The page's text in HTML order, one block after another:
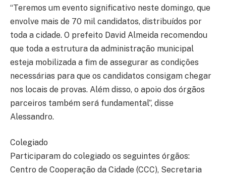
“Teremos um evento significativo neste domingo, que
envolve mais de 70 mil candidatos, distribuídos por
toda a cidade. O prefeito David Almeida recomendou
que toda a estrutura da administração municipal
esteja mobilizada a fim de assegurar as condições
necessárias para que os candidatos consigam chegar
nos locais de provas. Além disso, o apoio dos órgãos
parceiros também será fundamental”, disse
Alessandro.
Colegiado
Participaram do colegiado os seguintes órgãos:
Centro de Cooperação da Cidade (CCC), Secretaria